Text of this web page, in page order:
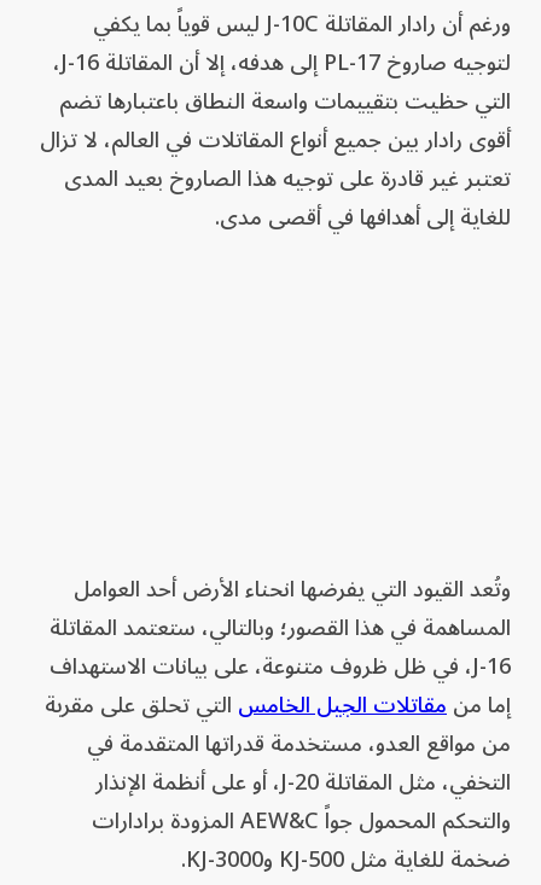
ورغم أن رادار المقاتلة J-10C ليس قوياً بما يكفي
لتوجيه صاروخ PL-17 إلى هدفه، إلا أن المقاتلة J-16،
التي حظيت بتقييمات واسعة النطاق باعتبارها تضم ​​
أقوى رادار بين جميع أنواع المقاتلات في العالم، لا تزال
تعتبر غير قادرة على توجيه هذا الصاروخ بعيد المدى
للغاية إلى أهدافها في أقصى مدى.
وتُعد القيود التي يفرضها انحناء الأرض أحد العوامل
المساهمة في هذا القصور؛ وبالتالي، ستعتمد المقاتلة
J-16، في ظل ظروف متنوعة، على بيانات الاستهداف
إما منمقاتلات الجيل الخامسالتي تحلق على مقربة
من مواقع العدو، مستخدمة قدراتها المتقدمة في
التخفي، مثل المقاتلة J-20، أو على أنظمة الإنذار
والتحكم المحمول جواً AEW&C المزودة برادارات
ضخمة للغاية مثل KJ-500 وKJ-3000.